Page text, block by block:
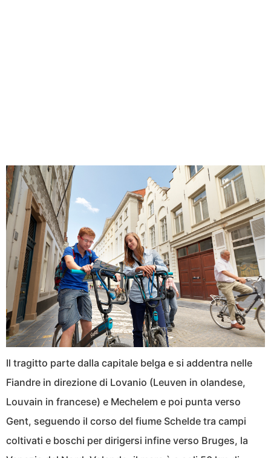
Il tragitto parte dalla capitale belga e si addentra nelle
Fiandre in direzione di Lovanio (Leuven in olandese,
Louvain in francese) e Mechelem e poi punta verso
Gent, seguendo il corso del fiume Schelde tra campi
coltivati e boschi per dirigersi infine verso Bruges, la